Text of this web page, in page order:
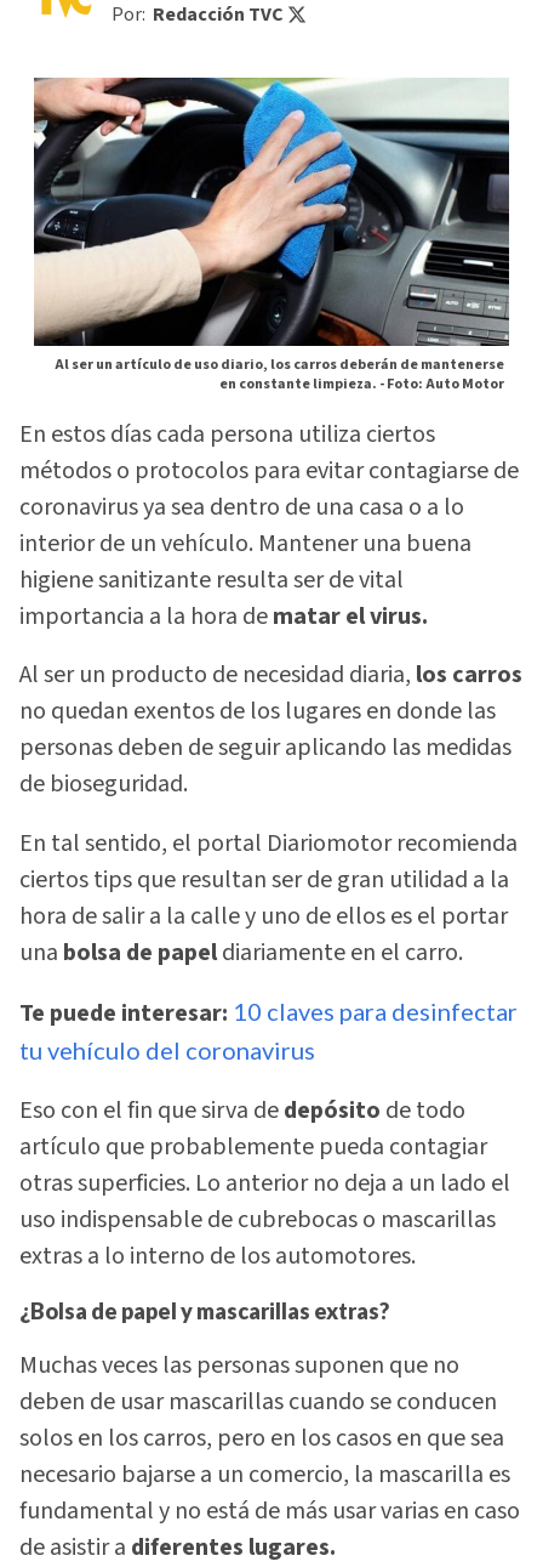
Por: Redacción TVC
Al ser un artículo de uso diario, los carros deberán de mantenerse
en constante limpieza. -Foto: Auto Motor
En estos días cada persona utiliza ciertos
métodos o protocolos para evitar contagiarse de
coronavirus ya sea dentro de una casa o a lo
interior de un vehículo. Mantener una buena
higiene sanitizante resulta ser de vital
importancia a la hora dematar el virus.
Al ser un producto de necesidad diaria, los carros
no quedan exentos de los lugares en donde las
personas deben de seguir aplicando las medidas
de bioseguridad.
En tal sentido, el portal Diariomotor recomienda
ciertos tips que resultan ser de gran utilidad a la
hora de salir a la calle y uno de ellos es el portar
una bolsa de papeldiariamente en el carro.
Te puede interesar: 10 claves para desinfectar
tu vehículo del coronavirus
Eso con el fin que sirva dedepósito de todo
artículo que probablemente pueda contagiar
otras superficies. Lo anterior no deja a un lado el
uso indispensable de cubrebocas o mascarillas
extras a lo interno de los automotores.
¿Bolsa de papel y mascarillas extras?
Muchas veces las personas suponen que no
deben de usar mascarillas cuando se conducen
solos en los carros, pero en los casos en que sea
necesario bajarse a un comercio, la mascarilla es
fundamental y no está de más usar varias en caso
de asistir a diferentes lugares.